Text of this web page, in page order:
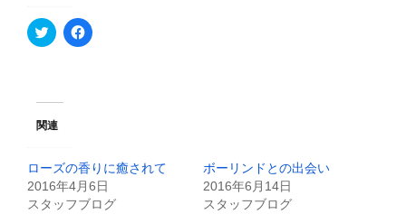
ク
リ
T
i
r
で
共
有
F
a
す
る
に
は
ク
関連
ローズの香りに癒されて
2016年4月6日
スタッフブログ
ボーリンドとの出会い
2016年6月14日
スタッフブログ